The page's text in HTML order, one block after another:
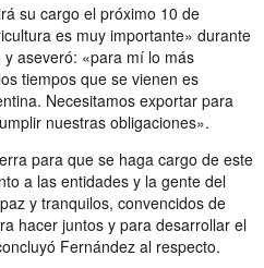
su cargo el próximo 10 de
es muy importante» durante
aseveró: «para mí lo más
tiempos que se vienen es
Necesitamos exportar para
nuestras obligaciones».
para que se haga cargo de este
a las entidades y la gente del
y tranquilos, convencidos de
hacer juntos y para desarrollar el
Fernández al respecto.